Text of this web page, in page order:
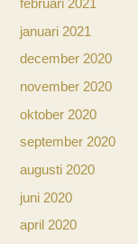
februari 2021
januari 2021
december 2020
november 2020
oktober 2020
september 2020
augusti 2020
juni 2020
april 2020